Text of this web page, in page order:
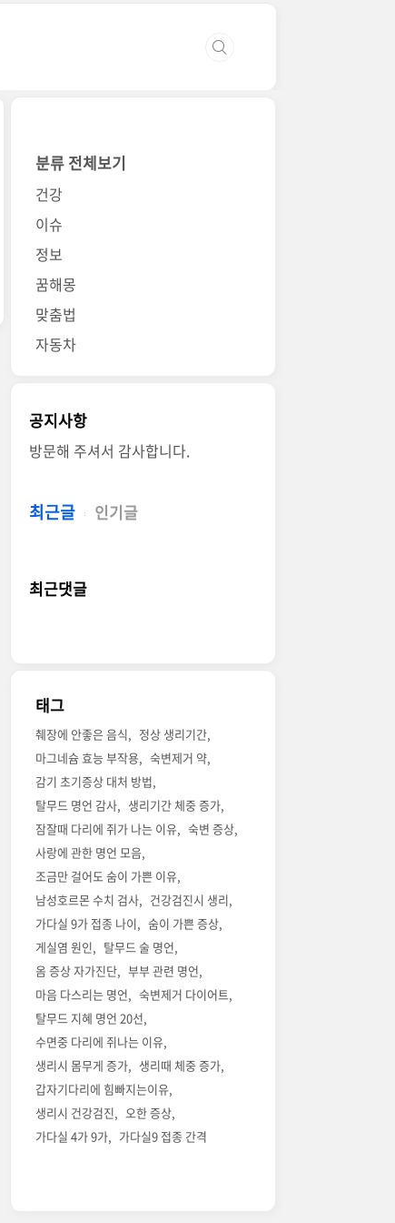
분류 전체보기
건강
이슈
정보
꿈해몽
맞춤법
자동차
공지사항
방문해 주셔서 감사합니다.
최근글 인기글
최근댓글
태그
췌장에 안좋은 음식
정상 생리기간
마그네슘 효능 부작용
숙변제거 약
감기 초기증상 대처 방법
탈무드 명언 감사
생리기간 체중 증가
잠잘때 다리에 쥐가 나는 이유
숙변 증상
사랑에 관한 명언 모음
조금만 걸어도 숨이 가쁜 이유
남성호르몬 수치 검사
건강검진시 생리
가다실 9가 접종 나이
숨이 가쁜 증상
게실염 원인
탈무드 술 명언
옴 증상 자가진단
부부 관련 명언
마음 다스리는 명언
숙변제거 다이어트
탈무드 지혜 명언 20선
수면중 다리에 쥐나는 이유
생리시 몸무게 증가
생리때 체중 증가
갑자기다리에 힘빠지는이유
생리시 건강검진
오한 증상
가다실 4가 9가
가다실9 접종 간격